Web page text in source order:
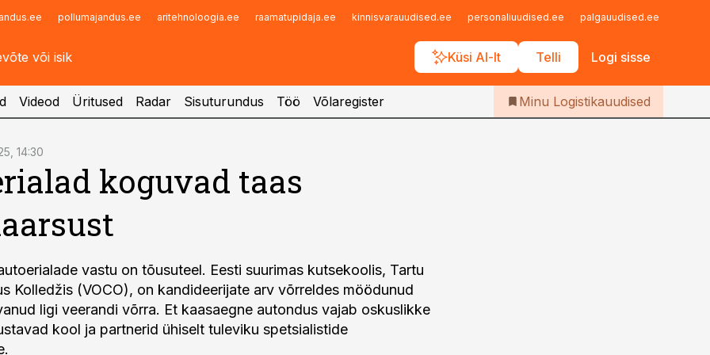
pollumajandus.ee aritehnoloogia.ee raamatupidaja.ee kinnisvarauudised.ee personaliuudised.ee palgauudised.ee
Küsi AI-lt Telli Logi sisse
Infopank
Iseteenindus
Telli Logistikauudised
Videod Üritused Radar Sisuturundus Töö Võlaregister Minu Logistikauudised
14:30
koguvad taas
vastu on tõusuteel. Eesti suurimas kutsekoolis, Tartu
Kolledžis (VOCO), on kandideerijate arv võrreldes möödunud
ligi veerandi võrra. Et kaasaegne autondus vajab oskuslikke
kool ja partnerid ühiselt tuleviku spetsialistide